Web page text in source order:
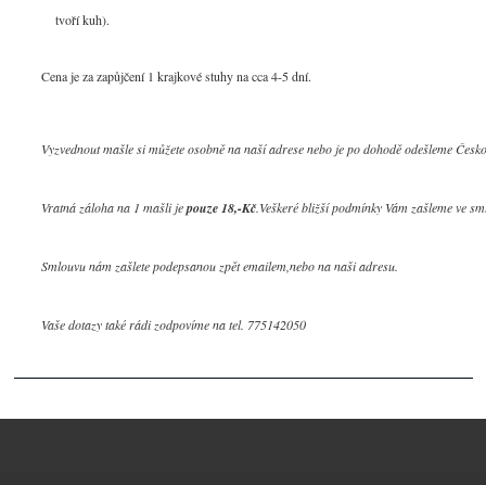
tvoří kuh).
Cena je za zapůjčení 1 krajkové stuhy na cca 4-5 dní.
Vyzvednout mašle si můžete osobně na naší adrese nebo je po dohodě odešleme
Vratná záloha na 1 mašli je pouze 18,-Kč.Veškeré bližší podmínky Vám zašleme ve
Smlouvu nám zašlete podepsanou zpět emailem,nebo na naši adresu.
Vaše dotazy také rádi zodpovíme na tel. 775142050